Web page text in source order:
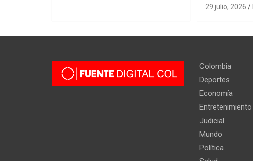
29 julio, 2026
Colombia
Deportes
Economía
Entretenimiento
Judicial
Mundo
Política